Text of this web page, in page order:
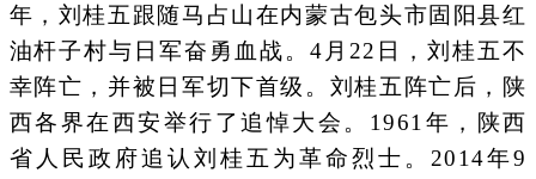
年，刘桂五跟随马占山在内蒙古包头市固阳县红
油杆子村与日军奋勇血战。4月22日，刘桂五不
幸阵亡，并被日军切下首级。刘桂五阵亡后，陕
西各界在西安举行了追悼大会。1961年，陕西
省人民政府追认刘桂五为革命烈士。2014年9